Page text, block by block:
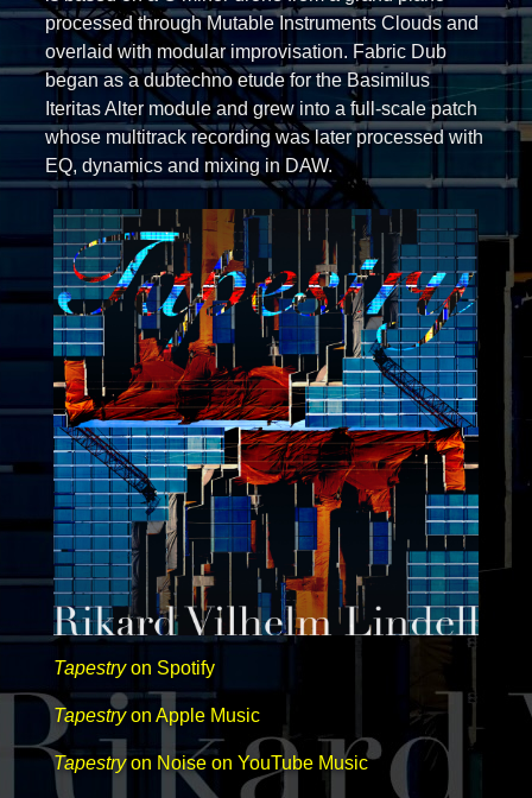
processed through Mutable Instruments Clouds and
overlaid with modular improvisation. Fabric Dub
began as a dubtechno etude for the Basimilus
Iteritas Alter module and grew into a full-scale patch
whose multitrack recording was later processed with
EQ, dynamics and mixing in DAW.
Tapestryon Spotify
Tapestryon Apple Music
Tapestryon Noise on YouTube Music